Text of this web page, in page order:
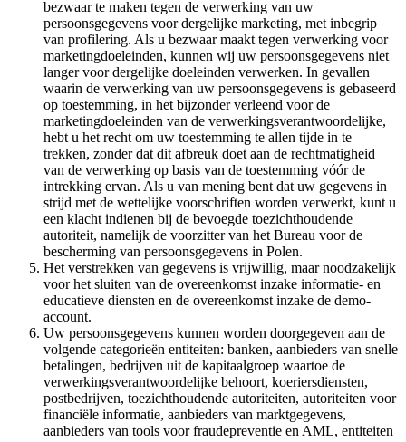
bezwaar te maken tegen de verwerking van uw
persoonsgegevens voor dergelijke marketing, met inbegrip
van profilering. Als u bezwaar maakt tegen verwerking voor
marketingdoeleinden, kunnen wij uw persoonsgegevens niet
langer voor dergelijke doeleinden verwerken. In gevallen
waarin de verwerking van uw persoonsgegevens is gebaseerd
op toestemming, in het bijzonder verleend voor de
marketingdoeleinden van de verwerkingsverantwoordelijke,
hebt u het recht om uw toestemming te allen tijde in te
trekken, zonder dat dit afbreuk doet aan de rechtmatigheid
van de verwerking op basis van de toestemming vóór de
intrekking ervan. Als u van mening bent dat uw gegevens in
strijd met de wettelijke voorschriften worden verwerkt, kunt u
een klacht indienen bij de bevoegde toezichthoudende
autoriteit, namelijk de voorzitter van het Bureau voor de
bescherming van persoonsgegevens in Polen.
Het verstrekken van gegevens is vrijwillig, maar noodzakelijk
voor het sluiten van de overeenkomst inzake informatie- en
educatieve diensten en de overeenkomst inzake de demo-
account.
Uw persoonsgegevens kunnen worden doorgegeven aan de
volgende categorieën entiteiten: banken, aanbieders van snelle
betalingen, bedrijven uit de kapitaalgroep waartoe de
verwerkingsverantwoordelijke behoort, koeriersdiensten,
postbedrijven, toezichthoudende autoriteiten, autoriteiten voor
financiële informatie, aanbieders van marktgegevens,
aanbieders van tools voor fraudepreventie en AML, entiteiten